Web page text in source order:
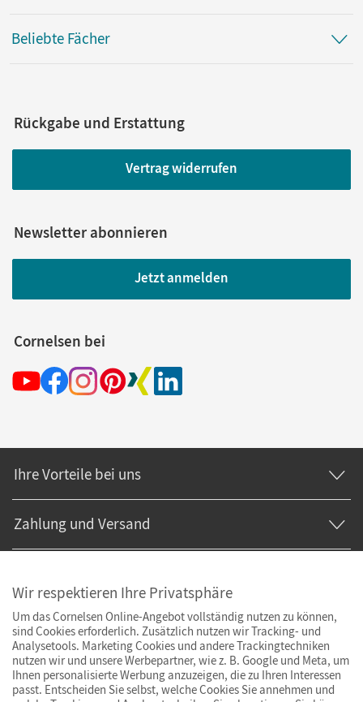
Beliebte Fächer
Rückgabe und Erstattung
Vertrag widerrufen
Newsletter abonnieren
Jetzt anmelden
Cornelsen bei
Ihre Vorteile bei uns
Zahlung und Versand
Wir respektieren Ihre Privatsphäre
Um das Cornelsen Online-Angebot vollständig nutzen zu können,
sind Cookies erforderlich. Zusätzlich nutzen wir Tracking- und
Analysetools. Marketing Cookies und andere Trackingtechniken
nutzen wir und unsere Werbepartner, wie z. B. Google und Meta, um
Ihnen personalisierte Werbung anzuzeigen, die zu Ihren Interessen
passt. Entscheiden Sie selbst, welche Cookies Sie annehmen und